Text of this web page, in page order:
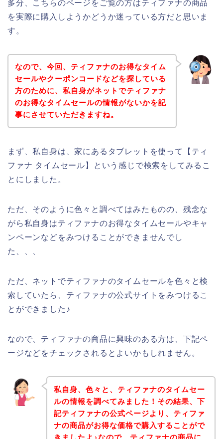
多分、こちらのページをご覧の方はティファナの商品
を実際に購入しようかどうか迷っている方だと思いま
す。
なので、今回、ティファナのお得なタイム
セールやクーポンコードなどを探している
方のために、私自身がネットでティファナ
のお得なタイムセールの情報がないかを記
事にさせていただきますね。
まず、私自身は、家にあるタブレットを使って【ティ
ファナ タイムセール】という感じで検索をしてみるこ
とにしました。
ただ、そのように色々と調べてはみたものの、残念な
がら私自身はティファナのお得なタイムセールやキャ
ンペーンなどをみつけることができませんでし
た、、、
ただ、ネットでティファナのタイムセールを色々と検
索していたら、ティファナの公式サイトをみつけるこ
とができました♪
なので、ティファナの商品に興味のある方は、下記ペ
ージなどをチェックされるとよいかもしれません。
私自身、色々と、ティファナのタイムセー
ルの情報を調べてみました！その結果、下
記ティファナの公式ページより、ティファ
ナの商品がお得な価格で購入することがで
きましたよ♪なので、ティファナの商品に